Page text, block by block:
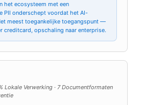
het ecosysteem met een
PII onderschept voordat het AI-
meest toegankelijke toegangspunt —
creditcard, opschaling naar enterprise.
Lokale Verwerking · 7 Documentformaten